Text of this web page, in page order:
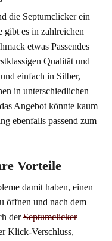
die Septumclicker ein
gibt es in zahlreichen
etwas Passendes
Qualität und
einfach in Silber,
in unterschiedlichen
Angebot könnte kaum
ebenfalls passend zum
Vorteile
damit haben, einen
öffnen und nach dem
derSeptumclicker
Klick-Verschluss,